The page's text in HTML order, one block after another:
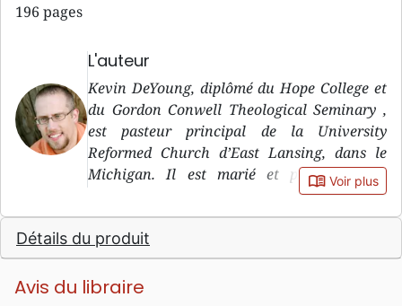
196 pages
L'auteur
Kevin DeYoung, diplômé du Hope College et
du Gordon Conwell Theological Seminary ,
est pasteur principal de la University
Reformed Church d’East Lansing, dans le
Michigan. Il est marié et père de trois
book_open Voir plus
Détails du produit
Avis du libraire